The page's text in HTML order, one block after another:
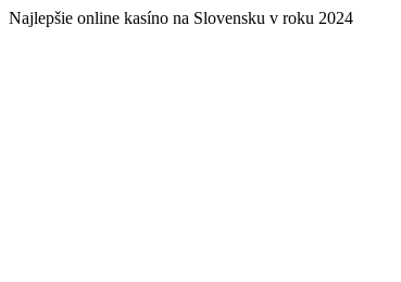
Najlepšie online kasíno na Slovensku v roku 2024